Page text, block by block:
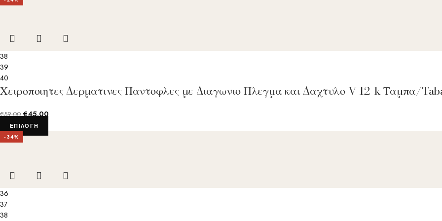
38
39
40
Χειροποιητες Δερματινες Παντοφλες με Διαγωνιο Πλεγμα και Δαχτυλο V-12-k Ταμπα/
€59.00 €45.00
ΕΠΙΛΟΓΉ
-34%
36
37
38